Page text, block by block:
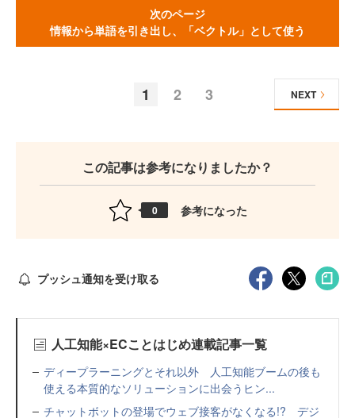
次のページ
情報から単語を引き出し、「ベクトル」として使う
1 2 3 NEXT
この記事は参考になりましたか？
0 参考になった
プッシュ通知を受け取る
人工知能×ECことはじめ連載記事一覧
ディープラーニングとそれ以外 人工知能ブームの後も
使える本質的なソリューションに出会うヒン...
チャットボットの登場でウェブ接客がなくなる!? デジ